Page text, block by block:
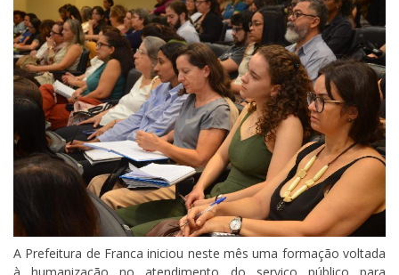
A Prefeitura de Franca iniciou neste mês uma formação voltada